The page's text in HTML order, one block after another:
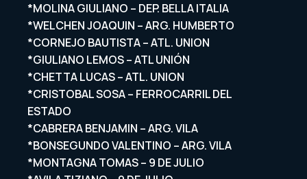
*MOLINA GIULIANO – DEP. BELLA ITALIA
*WELCHEN JOAQUIN – ARG. HUMBERTO
*CORNEJO BAUTISTA – ATL. UNION
*GIULIANO LEMOS – ATL UNIÓN
*CHETTA LUCAS – ATL. UNION
*CRISTOBAL SOSA – FERROCARRIL DEL
ESTADO
*CABRERA BENJAMIN – ARG. VILA
*BONSEGUNDO VALENTINO – ARG. VILA
*MONTAGNA TOMAS – 9 DE JULIO